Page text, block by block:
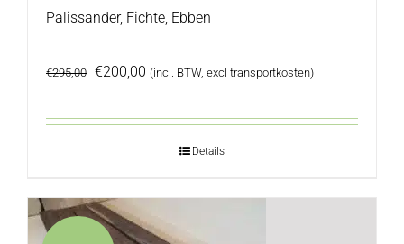
Palissander, Fichte, Ebben
€295,00 Oorspronkelijke
€200,00 Huidige
(incl. BTW, excl transportkosten)
Details